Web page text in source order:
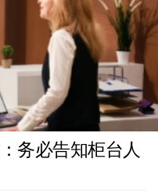
务必告知柜台人